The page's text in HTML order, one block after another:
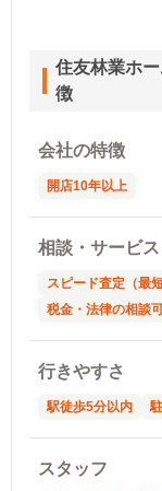
住友林業ホ
徴
会社の特徴
開店10年以上
相談・サービス
スピード査定（最短
税金・法律の相談
行きやすさ
駅徒歩5分以内
スタッフ